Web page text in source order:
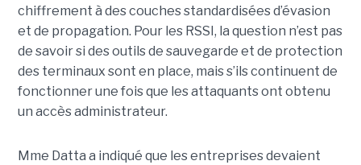
chiffrement à des couches standardisées d’évasion
et de propagation. Pour les RSSI, la question n’est pas
de savoir si des outils de sauvegarde et de protection
des terminaux sont en place, mais s’ils continuent de
fonctionner une fois que les attaquants ont obtenu
un accès administrateur.
Mme Datta a indiqué que les entreprises devaient